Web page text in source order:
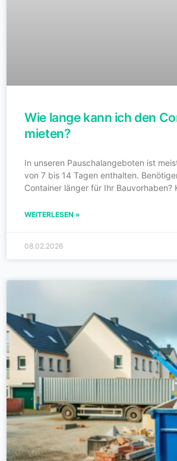
Wie lange kann ich den
mieten?
In unseren Pauschalangeboten ist
von 7 bis 14 Tagen enthalten.
Container länger für Ihr Bauvorhaben?
WEITERLESEN »
08.02.2026